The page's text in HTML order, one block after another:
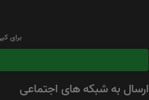
برای
ارسال به شبکه های اجتماعی